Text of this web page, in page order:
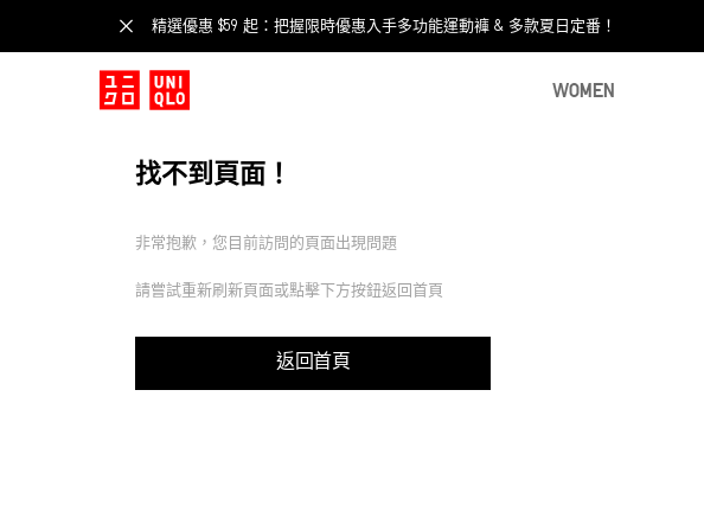
精選優惠 $59 起：把握限時優惠入手多功能運動褲 & 多款夏日定番！​
WOMEN
找不到頁面！
非常抱歉，您目前訪問的頁面出現問題
請嘗試重新刷新頁面或點擊下方按鈕返回首頁
返回首頁